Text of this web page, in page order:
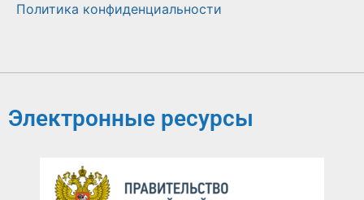
Политика конфиденциальности
Электронные ресурсы